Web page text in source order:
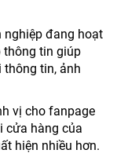
nghiệp đang hoạt
thông tin giúp
thông tin, ảnh
vị cho fanpage
cửa hàng của
hiện nhiều hơn.